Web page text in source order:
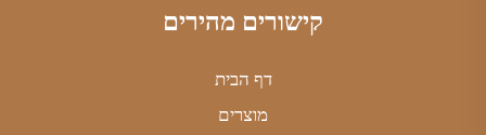
קישורים מהירים
דף הבית
מוצרים